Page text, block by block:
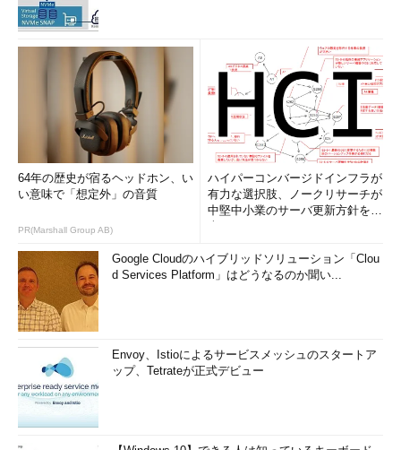
64年の歴史が宿るヘッドホン、い
い意味で「想定外」の音質
PR(Marshall Group AB)
ハイパーコンバージドインフラが
有力な選択肢、ノークリサーチが
中堅中小業のサーバ更新方針を調
Google Cloudのハイブリッドソリューション「Clou
d Services Platform」はどうなるのか聞い...
Envoy、Istioによるサービスメッシュのスタートア
ップ、Tetrateが正式デビュー